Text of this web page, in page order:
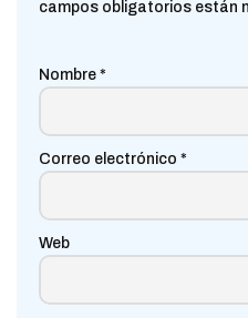
campos obligatorios están
Nombre *
Correo electrónico *
Web